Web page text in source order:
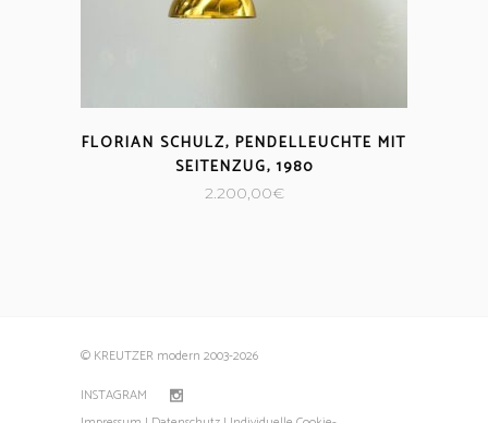
FLORIAN SCHULZ, PENDELLEUCHTE MIT
SEITENZUG, 1980
2.200,00€
© KREUTZER modern 2003-2026
INSTAGRAM